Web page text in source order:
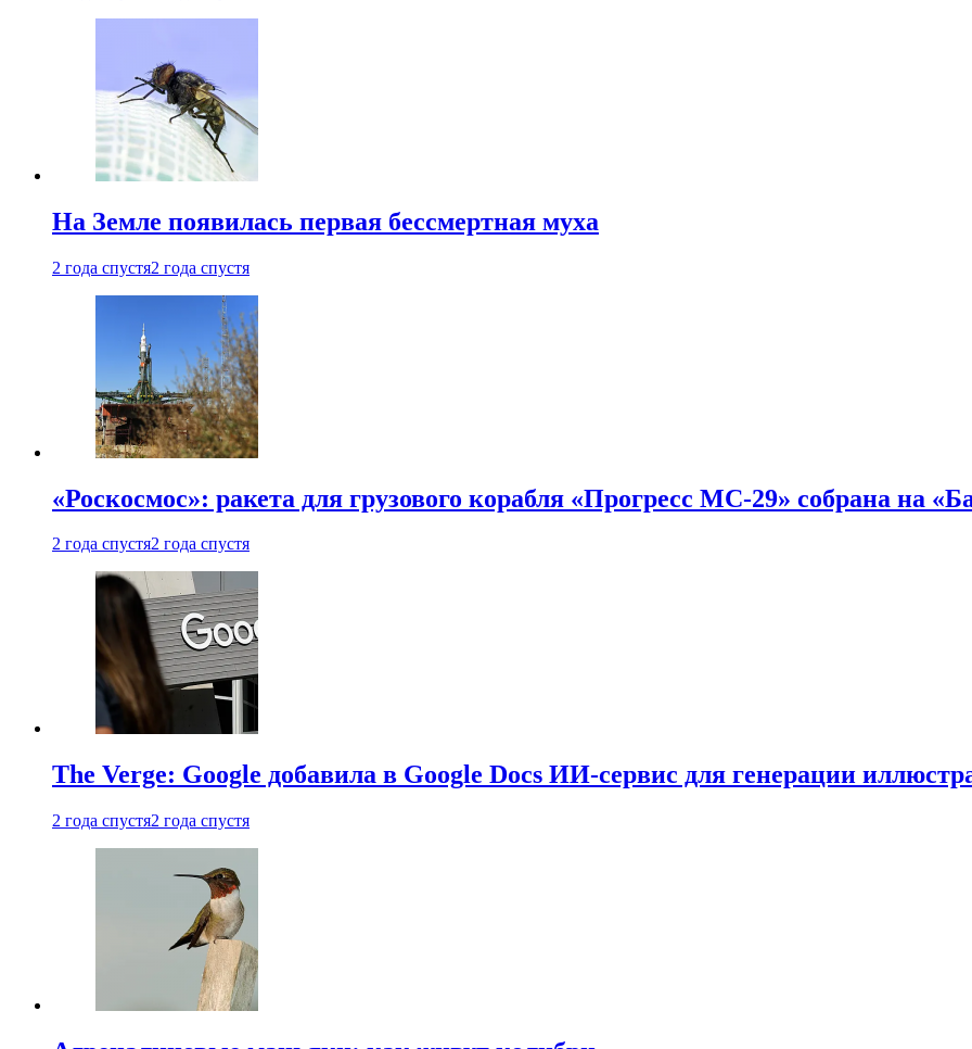
На Земле появилась первая бессмертная муха
2 года спустя2 года спустя
«Роскосмос»: ракета для грузового корабля «Прогресс МС-29» собрана на
2 года спустя2 года спустя
The Verge: Google добавила в Google Docs ИИ-сервис для генерации
2 года спустя2 года спустя